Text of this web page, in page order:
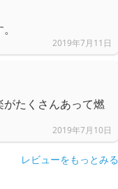
2019年7月11日
たくさんあって燃
2019年7月10日
レビューをもっとみる